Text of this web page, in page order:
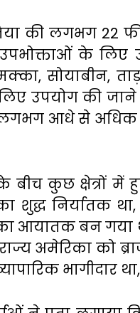
की लगभग 22
के लिए
सोयाबीन,
उपयोग की
आधे से अधिक
कुछ क्षेत्रों में
शुद्ध निर्यातक
आयातक बन गया
अमेरिका को
भागीदार